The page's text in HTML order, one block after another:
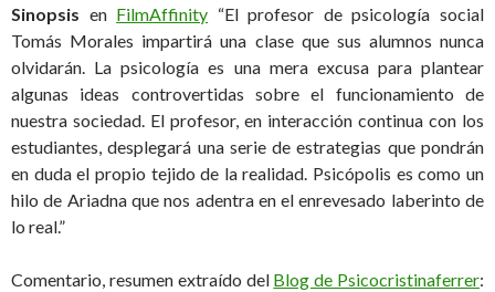
Sinopsis en FilmAffinity “El profesor de psicología social
Tomás Morales impartirá una clase que sus alumnos nunca
olvidarán. La psicología es una mera excusa para plantear
algunas ideas controvertidas sobre el funcionamiento de
nuestra sociedad. El profesor, en interacción continua con los
estudiantes, desplegará una serie de estrategias que pondrán
en duda el propio tejido de la realidad. Psicópolis es como un
hilo de Ariadna que nos adentra en el enrevesado laberinto de
lo real.”
Comentario, resumen extraído del Blog de Psicocristinaferrer: